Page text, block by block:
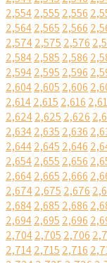
2,5542,555 2,556
2,5642,565 2,566
2,5742,575 2,576
2,5842,585 2,586
2,5942,595 2,596
2,6042,605 2,606
2,6142,615 2,616
2,6242,625 2,626
2,6342,635 2,636
2,6442,645 2,646
2,6542,655 2,656
2,6642,665 2,666
2,6742,675 2,676
2,6842,685 2,686
2,6942,695 2,696
2,7042,705 2,706
2,7142,715 2,716